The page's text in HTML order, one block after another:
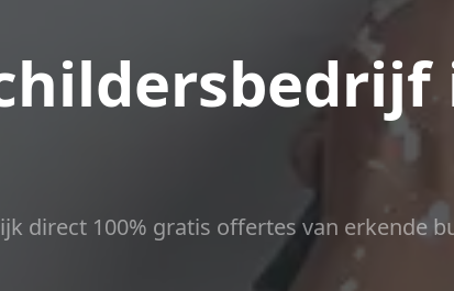
direct 100% gratis offertes van erkende